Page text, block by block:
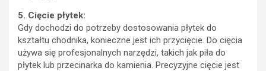
5. Cięcie płytek:
Gdy dochodzi do potrzeby dostosowania płytek do
kształtu chodnika, konieczne jest ich przycięcie. Do cięcia
używa się profesjonalnych narzędzi, takich jak piła do
płytek lub przecinarka do kamienia. Precyzyjne cięcie jest